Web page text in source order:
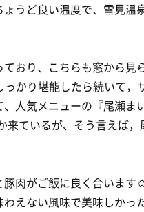
うど良い温度で、雪見温
おり、こちらも窓から見
かり堪能したら続いて，
人気メニューの『尾瀬ま
来ているが、そう言えば
肉がご飯に良く合います
えない風味で美味しかっ